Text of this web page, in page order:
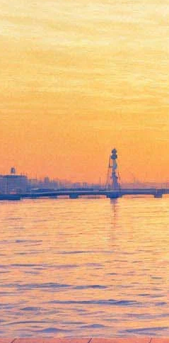
В прокат
"Мысленный
Гай-
Высоцкой в